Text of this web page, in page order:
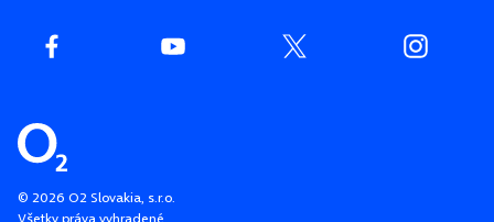
© 2026 O2 Slovakia, s.r.o.